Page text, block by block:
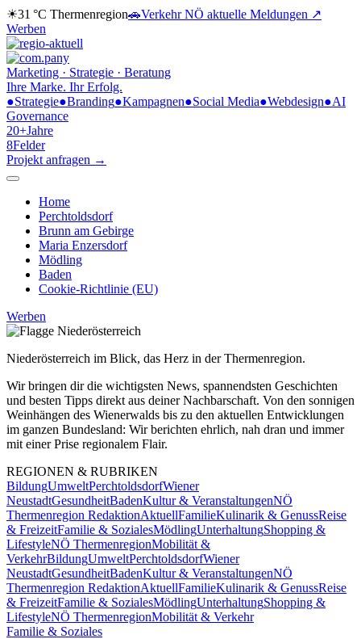
☀31 °C Thermenregion🚗Verkehr NÖ aktuelle Meldungen ↗
Werben
Marketing · Strategie · Beratung
Ihre Marke. Ihr Erfolg.
●Strategie●Branding●Kampagnen●Social Media●Webdesign●AI
Governance
20+Jahre
8Felder
Projekt anfragen →
Home
Perchtoldsdorf
Brunn am Gebirge
Maria Enzersdorf
Mödling
Baden
Cookie-Richtlinie (EU)
Werben
Niederösterreich im Blick, das Herz in der Thermenregion.
Wir bringen dir die wichtigsten News, spannendsten Geschichten
und besten Tipps direkt aus deiner Nachbarschaft. Von den sonnigen
Weinhängen des Wienerwalds bis zu den aktuellen Entwicklungen
im ganzen Bundesland: Wir berichten ehrlich, nah dran und immer
mit einer Prise regionalem Flair.
REGIONEN & RUBRIKEN
BildungUmweltPerchtoldsdorfWiener
NeustadtGesundheitBadenKultur & VeranstaltungenNÖ
Thermenregion RedaktionAktuellFamilieKulinarik & GenussReise
& FreizeitFamilie & SozialesMödlingUnterhaltungShopping &
LifestyleNÖ ThermenregionMobilität &
VerkehrBildungUmweltPerchtoldsdorfWiener
NeustadtGesundheitBadenKultur & VeranstaltungenNÖ
Thermenregion RedaktionAktuellFamilieKulinarik & GenussReise
& FreizeitFamilie & SozialesMödlingUnterhaltungShopping &
LifestyleNÖ ThermenregionMobilität & Verkehr
Familie & Soziales